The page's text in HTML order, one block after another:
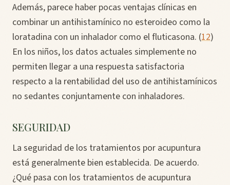
Además, parece haber pocas ventajas clínicas en
combinar un antihistamínico no esteroideo como la
loratadina con un inhalador como el fluticasona. (12)
En los niños, los datos actuales simplemente no
permiten llegar a una respuesta satisfactoria
respecto a la rentabilidad del uso de antihistamínicos
no sedantes conjuntamente con inhaladores.
SEGURIDAD
La seguridad de los tratamientos por acupuntura
está generalmente bien establecida. De acuerdo.
¿Qué pasa con los tratamientos de acupuntura